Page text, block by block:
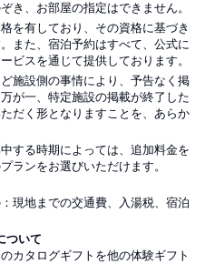
き、お部屋の指定はできません。
を有しており、その資格に基づき
また、宿泊予約はすべて、公式に
ビスを通じて提供しております。
施設側の事情により、予告なく掲
が一、特定施設の掲載が終了した
だく形となりますことを、あらか
する時期によっては、追加料金を
ランをお選びいただけます。
現地までの交通費、入湯税、宿泊
ついて
カタログギフトを他の体験ギフト